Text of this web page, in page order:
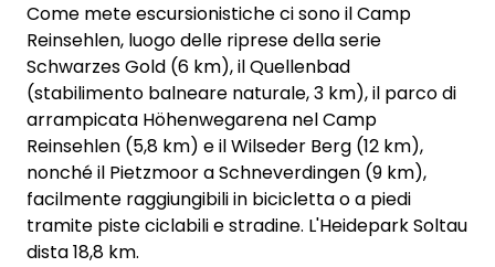
Come mete escursionistiche ci sono il Camp
Reinsehlen, luogo delle riprese della serie
Schwarzes Gold (6 km), il Quellenbad
(stabilimento balneare naturale, 3 km), il parco di
arrampicata Höhenwegarena nel Camp
Reinsehlen (5,8 km) e il Wilseder Berg (12 km),
nonché il Pietzmoor a Schneverdingen (9 km),
facilmente raggiungibili in bicicletta o a piedi
tramite piste ciclabili e stradine. L'Heidepark Soltau
dista 18,8 km.